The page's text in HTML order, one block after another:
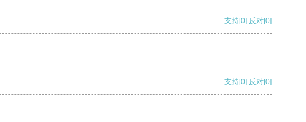
支持[0] 反对[0]
支持[0] 反对[0]